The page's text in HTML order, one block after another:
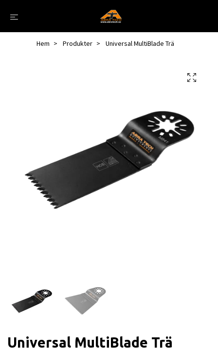
Hem Produkter Universal MultiBlade Trä
Universal MultiBlade Trä